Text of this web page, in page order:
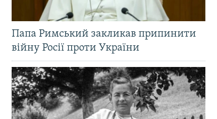
Папа Римський закликав припинити
війну Росії проти України